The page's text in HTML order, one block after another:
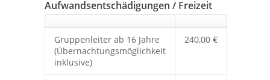
Aufwandsentschädigungen / Freizeit
Gruppenleiter ab 16 Jahre
(Übernachtungsmöglichkeit
inklusive)
240,00 €